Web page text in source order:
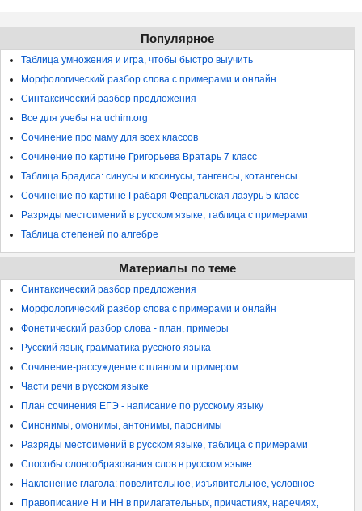
Популярное
Таблица умножения и игра, чтобы быстро выучить
Морфологический разбор слова с примерами и онлайн
Синтаксический разбор предложения
Все для учебы на uchim.org
Сочинение про маму для всех классов
Сочинение по картине Григорьева Вратарь 7 класс
Таблица Брадиса: синусы и косинусы, тангенсы, котангенсы
Сочинение по картине Грабаря Февральская лазурь 5 класс
Разряды местоимений в русском языке, таблица с примерами
Таблица степеней по алгебре
Материалы по теме
Синтаксический разбор предложения
Морфологический разбор слова с примерами и онлайн
Фонетический разбор слова - план, примеры
Русский язык, грамматика русского языка
Сочинение-рассуждение с планом и примером
Части речи в русском языке
План сочинения ЕГЭ - написание по русскому языку
Синонимы, омонимы, антонимы, паронимы
Разряды местоимений в русском языке, таблица с примерами
Способы словообразования слов в русском языке
Наклонение глагола: повелительное, изъявительное, условное
Правописание Н и НН в прилагательных, причастиях, наречиях,